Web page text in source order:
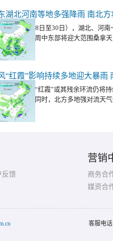
湖北河南等地多强降雨 南北
三天（7月28日至30日），湖北、河
强降雨。本周中东部将迎大范围桑拿
三天，台风“红霞”或其残余环流仍将
来强降雨；同时，北方多地强对流天
风“红霞”影响，今天，华南沿海等地
雨；明天，【湖南、湖北、安徽、河
。
反馈
营销
商务合
媒资合
客服电